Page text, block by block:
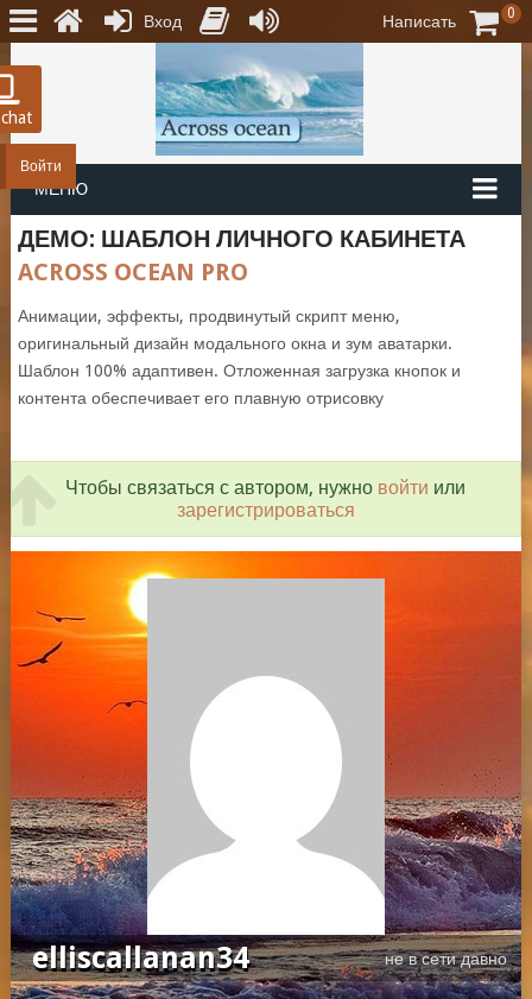
Войти
МЕНЮ
ДЕМО: ШАБЛОН ЛИЧНОГО КАБИНЕТА
ACROSS OCEAN PRO
Анимации, эффекты, продвинутый скрипт меню,
оригинальный дизайн модального окна и зум аватарки.
Шаблон 100% адаптивен. Отложенная загрузка кнопок и
контента обеспечивает его плавную отрисовку
Чтобы связаться с автором, нужно войти или
зарегистрироваться
elliscallanan34 не в сети давно
Вход Написать 0